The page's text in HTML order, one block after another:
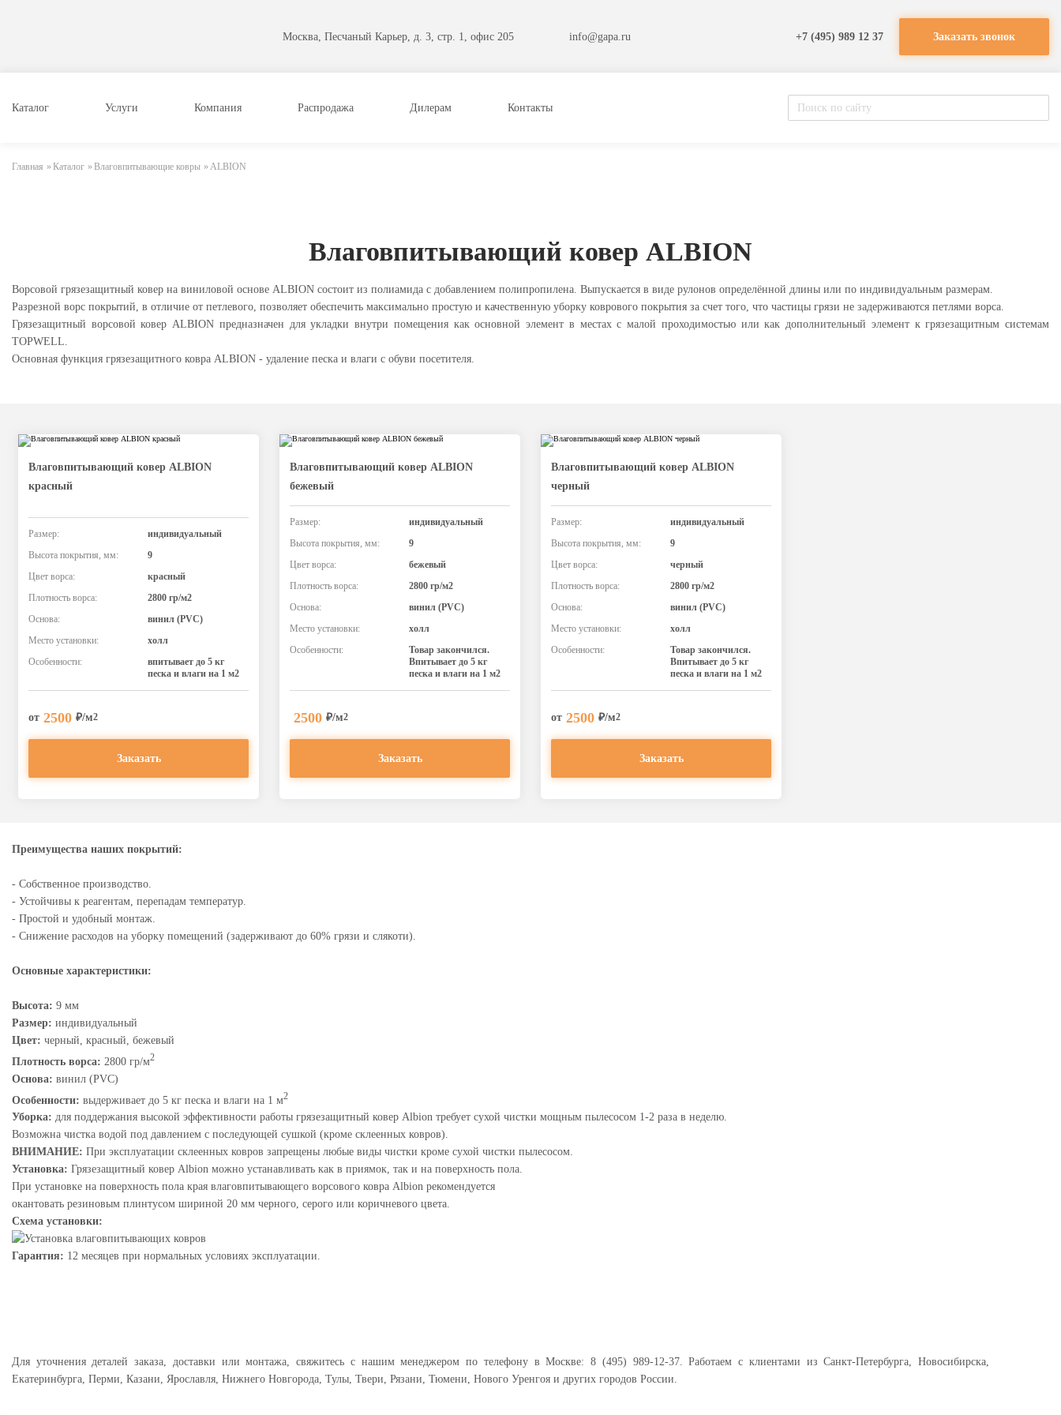
Москва, Песчаный Карьер, д. 3, стр. 1, офис 205 info@gapa.ru +7 (495) 989 12 37 Заказать звонок
Каталог Услуги Компания Распродажа Дилерам Контакты
Главная »Каталог »Влаговпитывающие ковры »ALBION
Влаговпитывающий ковер ALBION
Ворсовой грязезащитный ковер на виниловой основе ALBION состоит из полиамида с добавлением полипропилена. Выпускается в виде рулонов определённой длины или по индивидуальным размерам.
Разрезной ворс покрытий, в отличие от петлевого, позволяет обеспечить максимально простую и качественную уборку коврового покрытия за счет того, что частицы грязи не задерживаются петлями ворса.
Грязезащитный ворсовой ковер ALBION предназначен для укладки внутри помещения как основной элемент в местах с малой проходимостью или как дополнительный элемент к грязезащитным системам
TOPWELL.
Основная функция грязезащитного ковра ALBION - удаление песка и влаги с обуви посетителя.
Влаговпитывающий ковер ALBION
красный
Размер:
индивидуальный
Высота покрытия, мм:
9
Цвет ворса:
красный
Плотность ворса:
2800 гр/м2
Основа:
винил (PVC)
Место установки:
холл
Особенности:
впитывает до 5 кг
песка и влаги на 1 м2
от 2500 ₽/м2
Заказать
Влаговпитывающий ковер ALBION
бежевый
Размер:
индивидуальный
Высота покрытия, мм:
9
Цвет ворса:
бежевый
Плотность ворса:
2800 гр/м2
Основа:
винил (PVC)
Место установки:
холл
Особенности:
Товар закончился.
Впитывает до 5 кг
песка и влаги на 1 м2
2500 ₽/м2
Заказать
Влаговпитывающий ковер ALBION
черный
Размер:
индивидуальный
Высота покрытия, мм:
9
Цвет ворса:
черный
Плотность ворса:
2800 гр/м2
Основа:
винил (PVC)
Место установки:
холл
Особенности:
Товар закончился.
Впитывает до 5 кг
песка и влаги на 1 м2
от 2500 ₽/м2
Заказать
Преимущества наших покрытий:
- Собственное производство.
- Устойчивы к реагентам, перепадам температур.
- Простой и удобный монтаж.
- Снижение расходов на уборку помещений (задерживают до 60% грязи и слякоти).
Основные характеристики:
Высота: 9 мм
Размер: индивидуальный
Цвет: черный, красный, бежевый
Плотность ворса: 2800 гр/м2
Основа: винил (PVC)
Особенности: выдерживает до 5 кг песка и влаги на 1 м2
Уборка: для поддержания высокой эффективности работы грязезащитный ковер Albion требует сухой чистки мощным пылесосом 1-2 раза в неделю.
Возможна чистка водой под давлением с последующей сушкой (кроме склеенных ковров).
ВНИМАНИЕ: При эксплуатации склеенных ковров запрещены любые виды чистки кроме сухой чистки пылесосом.
Установка: Грязезащитный ковер Albion можно устанавливать как в приямок, так и на поверхность пола.
При установке на поверхность пола края влаговпитывающего ворсового ковра Albion рекомендуется
окантовать резиновым плинтусом шириной 20 мм черного, серого или коричневого цвета.
Схема установки:
Гарантия: 12 месяцев при нормальных условиях эксплуатации.
Для уточнения деталей заказа, доставки или монтажа, свяжитесь с нашим менеджером по телефону в Москве: 8 (495) 989-12-37. Работаем с клиентами из Санкт-Петербурга, Новосибирска,
Екатеринбурга, Перми, Казани, Ярославля, Нижнего Новгорода, Тулы, Твери, Рязани, Тюмени, Нового Уренгоя и других городов России.